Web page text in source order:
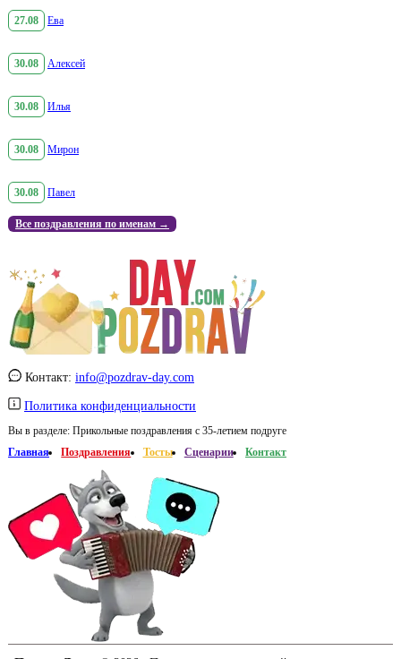
27.08 Ева
30.08 Алексей
30.08 Илья
30.08 Мирон
30.08 Павел
Все поздравления по именам →
Контакт: info@pozdrav-day.com
Политика конфиденциальности
Вы в разделе: Прикольные поздравления с 35-летием подруге
Главная
Поздравления Тосты Сценарии Контакт